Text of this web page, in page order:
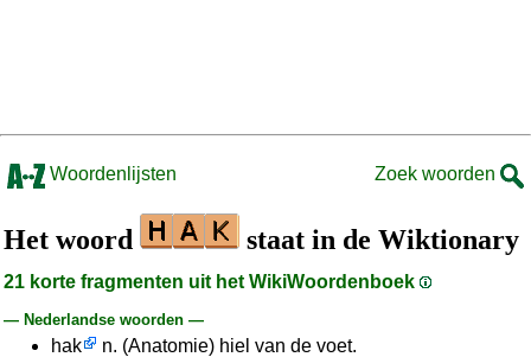
Woordenlijsten Zoek woorden
Het woord staat in de Wiktionary
21 korte fragmenten uit het WikiWoordenboek
— Nederlandse woorden —
hak
n. (Anatomie) hiel van de voet.